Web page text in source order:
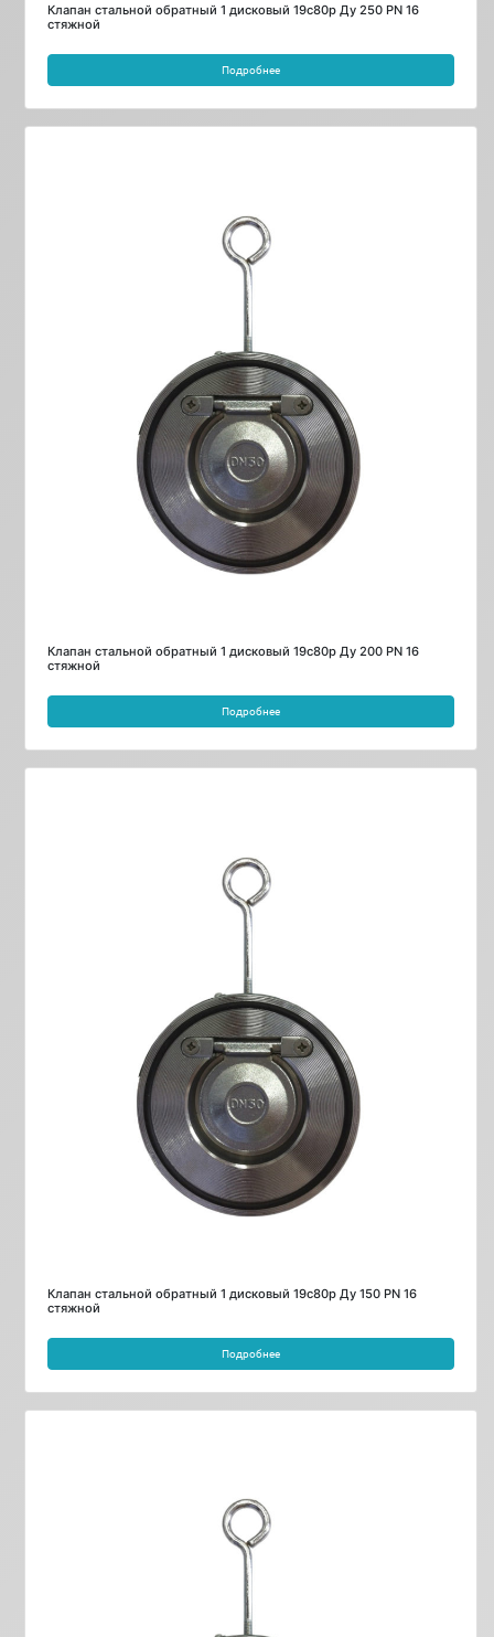
Клапан стальной обратный 1 дисковый 19с80р Ду 250 PN 16
стяжной
Подробнее
Клапан стальной обратный 1 дисковый 19с80р Ду 200 PN 16
стяжной
Подробнее
Клапан стальной обратный 1 дисковый 19с80р Ду 150 PN 16
стяжной
Подробнее